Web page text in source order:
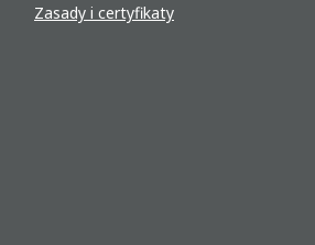
Zasady i certyfikaty